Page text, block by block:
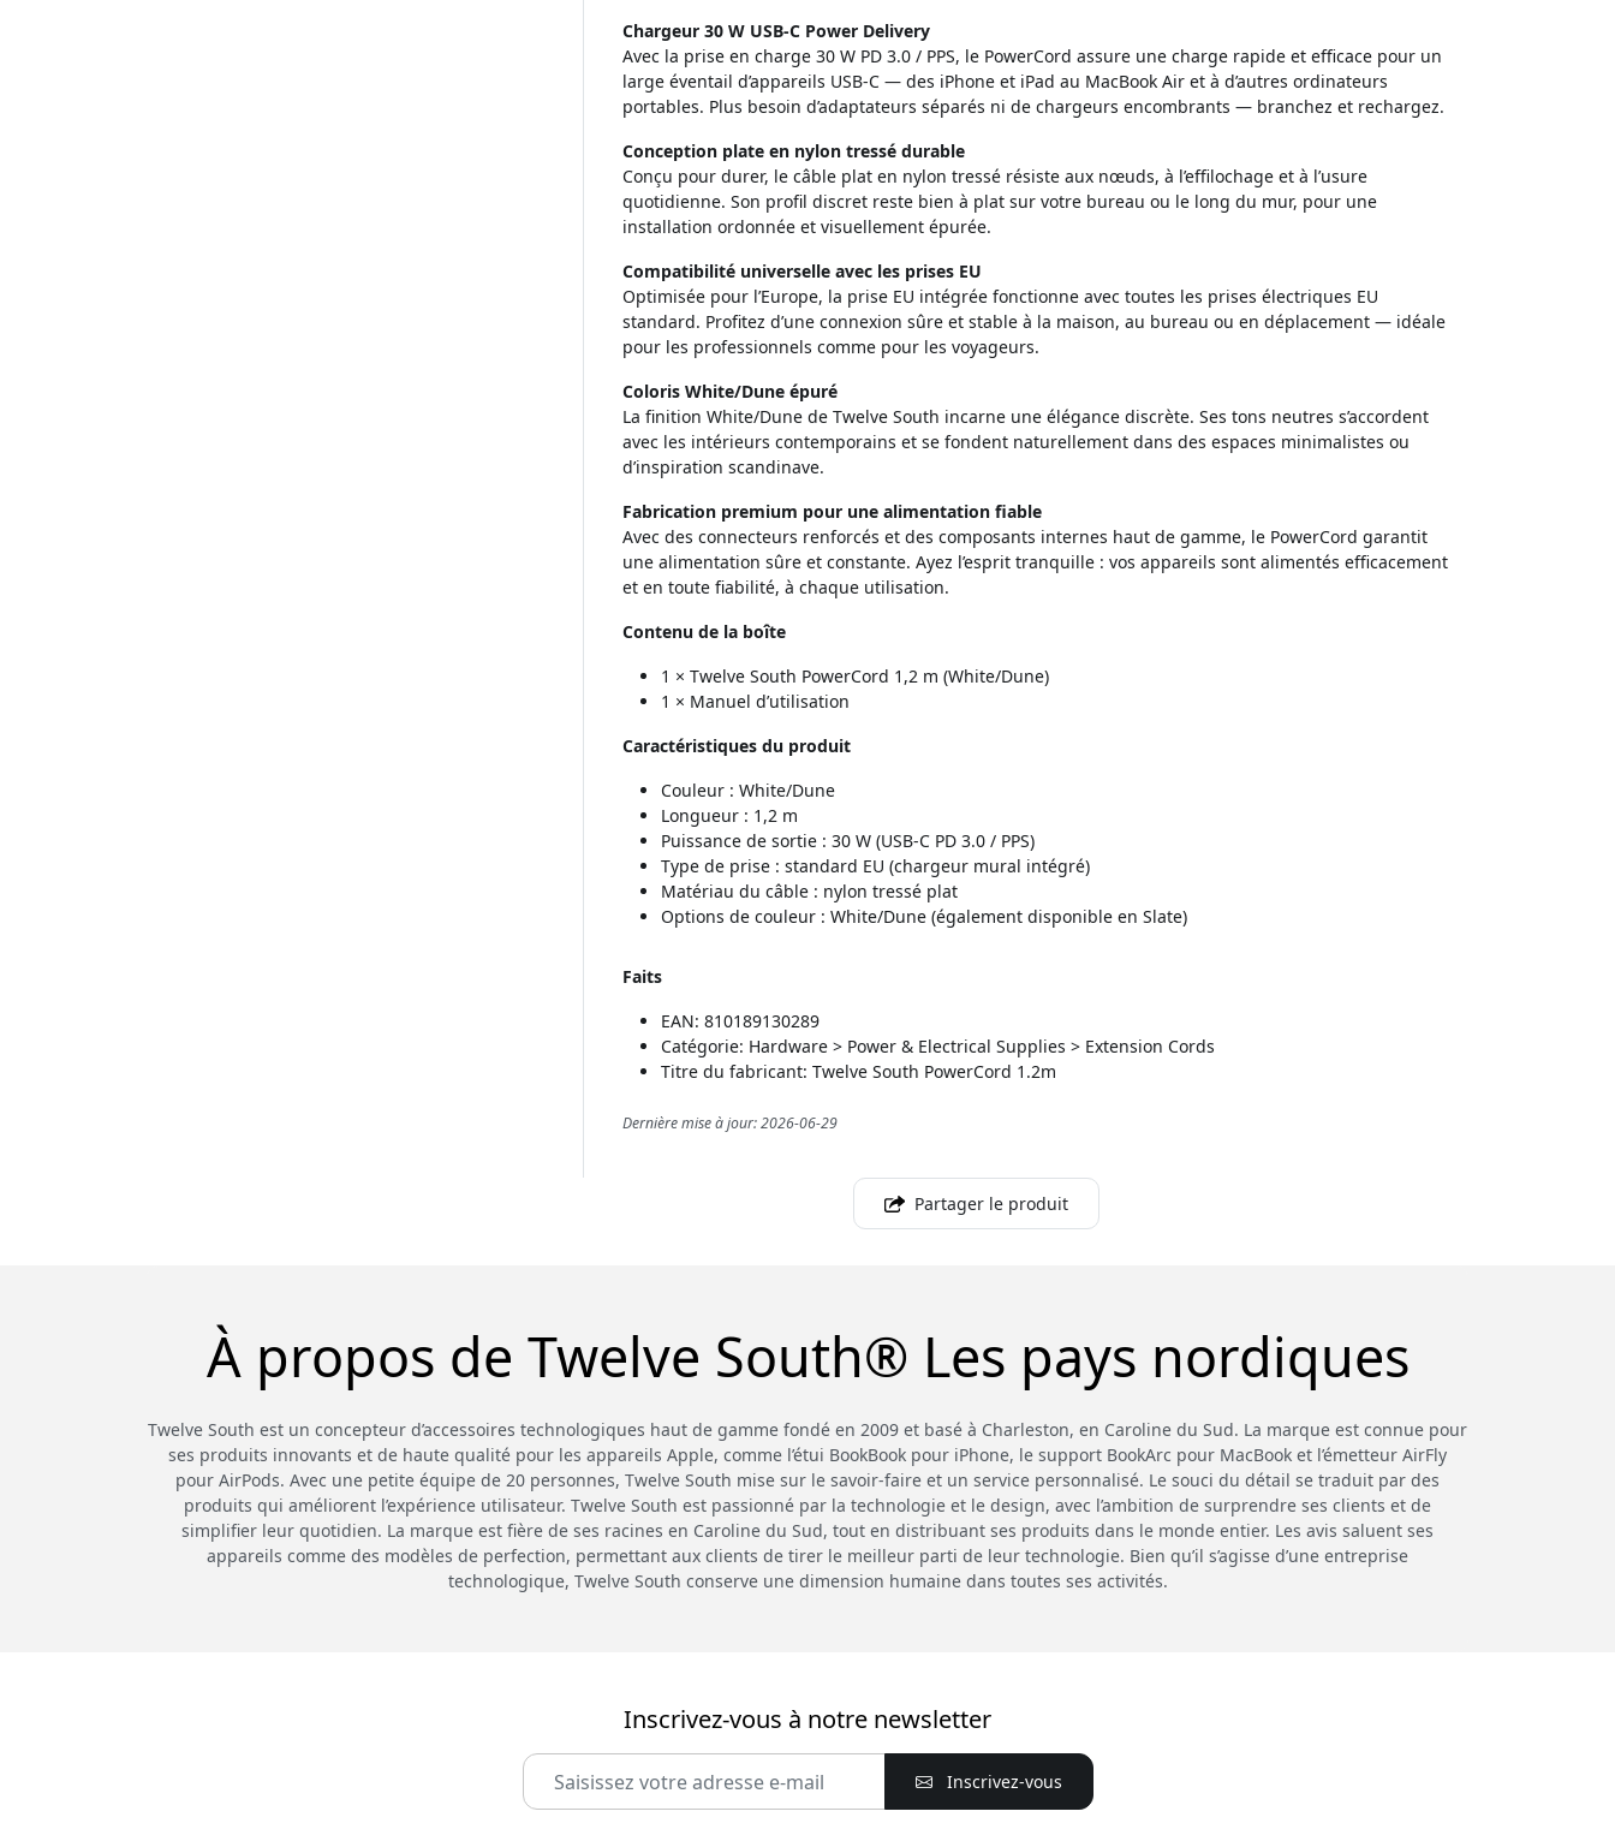
Chargeur 30 W USB-C Power Delivery
Avec la prise en charge 30 W PD 3.0 / PPS, le PowerCord assure une charge rapide et efficace pour un
large éventail d’appareils USB-C — des iPhone et iPad au MacBook Air et à d’autres ordinateurs
portables. Plus besoin d’adaptateurs séparés ni de chargeurs encombrants — branchez et rechargez.
Conception plate en nylon tressé durable
Conçu pour durer, le câble plat en nylon tressé résiste aux nœuds, à l’effilochage et à l’usure
quotidienne. Son profil discret reste bien à plat sur votre bureau ou le long du mur, pour une
installation ordonnée et visuellement épurée.
Compatibilité universelle avec les prises EU
Optimisée pour l’Europe, la prise EU intégrée fonctionne avec toutes les prises électriques EU
standard. Profitez d’une connexion sûre et stable à la maison, au bureau ou en déplacement — idéale
pour les professionnels comme pour les voyageurs.
Coloris White/Dune épuré
La finition White/Dune de Twelve South incarne une élégance discrète. Ses tons neutres s’accordent
avec les intérieurs contemporains et se fondent naturellement dans des espaces minimalistes ou
d’inspiration scandinave.
Fabrication premium pour une alimentation fiable
Avec des connecteurs renforcés et des composants internes haut de gamme, le PowerCord garantit
une alimentation sûre et constante. Ayez l’esprit tranquille : vos appareils sont alimentés efficacement
et en toute fiabilité, à chaque utilisation.
Contenu de la boîte
1 × Twelve South PowerCord 1,2 m (White/Dune)
1 × Manuel d’utilisation
Caractéristiques du produit
Couleur : White/Dune
Longueur : 1,2 m
Puissance de sortie : 30 W (USB-C PD 3.0 / PPS)
Type de prise : standard EU (chargeur mural intégré)
Matériau du câble : nylon tressé plat
Options de couleur : White/Dune (également disponible en Slate)
Faits
EAN: 810189130289
Catégorie: Hardware > Power & Electrical Supplies > Extension Cords
Titre du fabricant: Twelve South PowerCord 1.2m
Dernière mise à jour: 2026-06-29
Partager le produit
À propos de Twelve South® Les pays nordiques
Twelve South est un concepteur d’accessoires technologiques haut de gamme fondé en 2009 et basé à Charleston, en Caroline du Sud. La marque est connue pour
ses produits innovants et de haute qualité pour les appareils Apple, comme l’étui BookBook pour iPhone, le support BookArc pour MacBook et l’émetteur AirFly
pour AirPods. Avec une petite équipe de 20 personnes, Twelve South mise sur le savoir-faire et un service personnalisé. Le souci du détail se traduit par des
produits qui améliorent l’expérience utilisateur. Twelve South est passionné par la technologie et le design, avec l’ambition de surprendre ses clients et de
simplifier leur quotidien. La marque est fière de ses racines en Caroline du Sud, tout en distribuant ses produits dans le monde entier. Les avis saluent ses
appareils comme des modèles de perfection, permettant aux clients de tirer le meilleur parti de leur technologie. Bien qu’il s’agisse d’une entreprise
technologique, Twelve South conserve une dimension humaine dans toutes ses activités.
Inscrivez-vous à notre newsletter
Inscrivez-vous